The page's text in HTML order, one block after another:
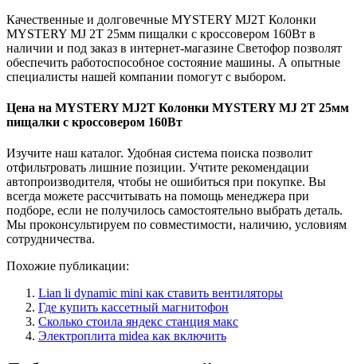
Качественные и долговечные MYSTERY MJ2T Колонки
MYSTERY MJ 2Т 25мм пищалки с кроссовером 160Вт в
наличии и под заказ в интернет-магазине Светофор позволят
обеспечить работоспособное состояние машины. А опытные
специалисты нашей компании помогут с выбором.
Цена на MYSTERY MJ2T Колонки MYSTERY MJ 2Т 25мм
пищалки с кроссовером 160Вт
Изучите наш каталог. Удобная система поиска позволит
отфильтровать лишние позиции. Учтите рекомендации
автопроизводителя, чтобы не ошибиться при покупке. Вы
всегда можете рассчитывать на помощь менеджера при
подборе, если не получилось самостоятельно выбрать деталь.
Мы проконсультируем по совместимости, наличию, условиям
сотрудничества.
Похожие публикации:
Lian li dynamic mini как ставить вентиляторы
Где купить кассетный магнитофон
Сколько стоила яндекс станция макс
Электроплита midea как включить